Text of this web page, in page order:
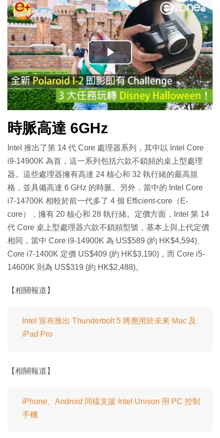
播
放
影
時脈高達 6GHz
Intel 推出了第 14 代 Core 處理器系列，其中以 Intel Core
i9-14900K 為首，這一系列包括六款不鎖頻的桌上型處理
器。這些處理器擁有高達 24 核心和 32 執行緒的最高規
格，並具備高達 6 GHz 的時脈。另外，當中的 Intel Core
i7-14700K 相較於前一代多了 4 個 Efficient-core（E-
core），擁有 20 核心和 28 執行緒。定價方面，Intel 第 14
代 Core 桌上型處理器六款不鎖頻型號，基本上與上代定價
相同，當中 Core i9-14900K 為 US$589 (約 HK$4,594)、
Core i7-1400K 定價 US$409 (約 HK$3,190)，而 Core i5-
14600K 則為 US$319 (約 HK$2,488)。
【相關報道】
Intel 宣布推出 Thunderbolt 5 將應用於未來 Mac 及
iPad Pro
【相關報道】
iPhone、Android 同樣支援 Intel Unison 用 PC 控制
手機